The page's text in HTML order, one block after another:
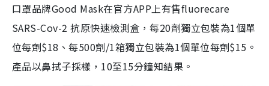
口罩品牌Good Mask在官方APP上有售fluorecare
SARS-Cov-2 抗原快速檢測盒，每20劑獨立包裝為1個單
位每劑$18、每500劑/1箱獨立包裝為1個單位每劑$15。
產品以鼻拭子採樣，10至15分鐘知結果。